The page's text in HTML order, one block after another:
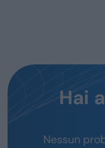
Hai
Nessun